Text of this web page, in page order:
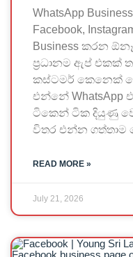
WhatsApp
Facebook,
Business කරන
ප්‍රධානම ඇප් එකක්
කස්ටමර් කෙනෙක්
එන්නේ WhatsApp
ටිකෙන් ටික දියුණු
විතර එන්න ගත්තාම
READ MORE »
July 21, 2026